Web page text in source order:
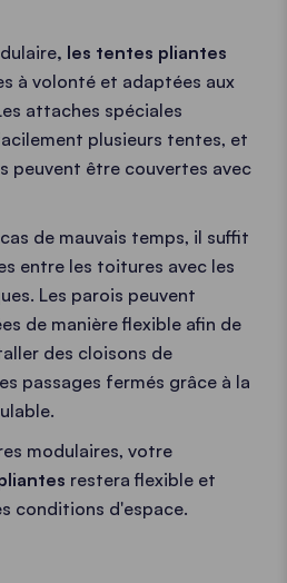
, les tentes pliantes
à volonté et adaptées aux
attaches spéciales
plusieurs tentes, et
peuvent être couvertes avec
de mauvais temps, il suffit
entre les toitures avec les
Les parois peuvent
de manière flexible afin de
des cloisons de
passages fermés grâce à la
modulaires, votre
restera flexible et
conditions d'espace.